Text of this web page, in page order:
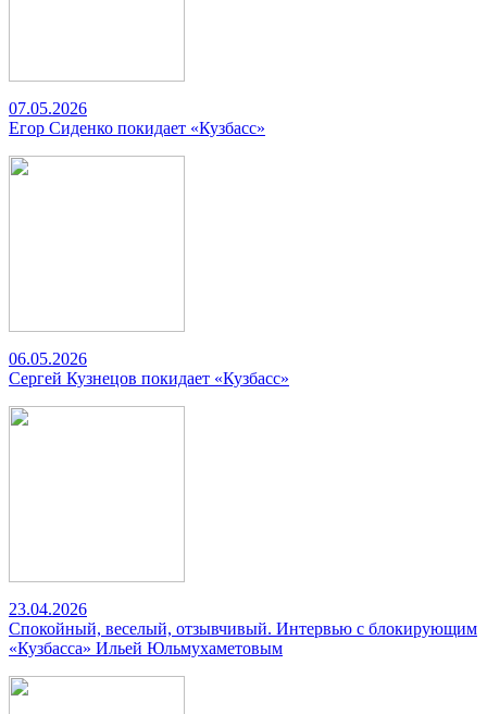
07.05.2026
Егор Сиденко покидает «Кузбасс»
06.05.2026
Сергей Кузнецов покидает «Кузбасс»
23.04.2026
Спокойный, веселый, отзывчивый. Интервью с блокирующим
«Кузбасса» Ильей Юльмухаметовым